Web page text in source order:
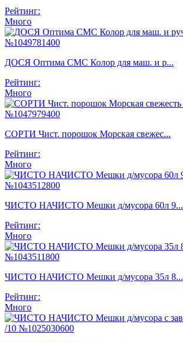
Рейтинг:
Много
ДОСЯ Оптима СМС Колор для маш. и р...
Рейтинг:
Много
СОРТИ Чист. порошок Морская свежес...
Рейтинг:
Много
ЧИСТО НАЧИСТО Мешки д/мусора 60л 9...
Рейтинг:
Много
ЧИСТО НАЧИСТО Мешки д/мусора 35л 8...
Рейтинг:
Много